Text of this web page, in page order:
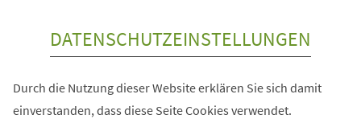
DATENSCHUTZEINSTELLUNGEN
Durch die Nutzung dieser Website erklären Sie sich damit
einverstanden, dass diese Seite Cookies verwendet.